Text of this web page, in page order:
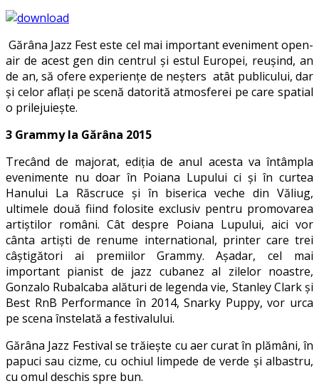
Gărâna Jazz Fest este cel mai important eveniment open-
air de acest gen din centrul și estul Europei, reușind, an
de an, să ofere experiențe de neșters atât publicului, dar
și celor aflați pe scenă datorită atmosferei pe care spatial
o prilejuiește.
3 Grammy la Gărâna 2015
Trecând de majorat, ediția de anul acesta va întâmpla
evenimente nu doar în Poiana Lupului ci și în curtea
Hanului La Răscruce și în biserica veche din Văliug,
ultimele două fiind folosite exclusiv pentru promovarea
artiștilor români. Cât despre Poiana Lupului, aici vor
cânta artiști de renume international, printer care trei
câștigători ai premiilor Grammy. Așadar, cel mai
important pianist de jazz cubanez al zilelor noastre,
Gonzalo Rubalcaba alături de legenda vie, Stanley Clark și
Best RnB Performance în 2014, Snarky Puppy, vor urca
pe scena înstelată a festivalului.
Gărâna Jazz Festival se trăiește cu aer curat în plămâni, în
papuci sau cizme, cu ochiul limpede de verde și albastru,
cu omul deschis spre bun.